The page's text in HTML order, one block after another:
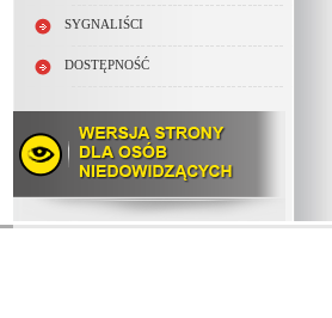
SYGNALIŚCI
DOSTĘPNOŚĆ